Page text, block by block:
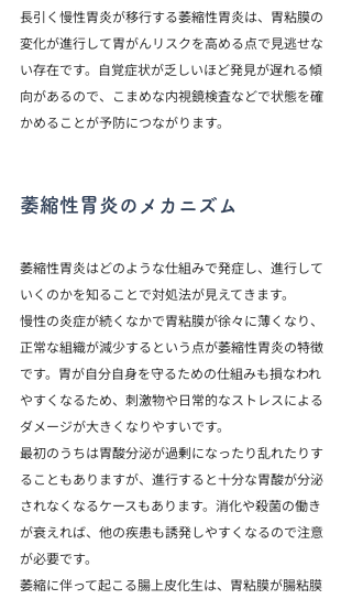
長引く慢性胃炎が移行する萎縮性胃炎は、胃粘膜の
変化が進行して胃がんリスクを高める点で見逃せな
い存在です。自覚症状が乏しいほど発見が遅れる傾
向があるので、こまめな内視鏡検査などで状態を確
かめることが予防につながります。
萎縮性胃炎のメカニズム
萎縮性胃炎はどのような仕組みで発症し、進行して
いくのかを知ることで対処法が見えてきます。
慢性の炎症が続くなかで胃粘膜が徐々に薄くなり、
正常な組織が減少するという点が萎縮性胃炎の特徴
です。胃が自分自身を守るための仕組みも損なわれ
やすくなるため、刺激物や日常的なストレスによる
ダメージが大きくなりやすいです。
最初のうちは胃酸分泌が過剰になったり乱れたりす
ることもありますが、進行すると十分な胃酸が分泌
されなくなるケースもあります。消化や殺菌の働き
が衰えれば、他の疾患も誘発しやすくなるので注意
が必要です。
萎縮に伴って起こる腸上皮化生は、胃粘膜が腸粘膜